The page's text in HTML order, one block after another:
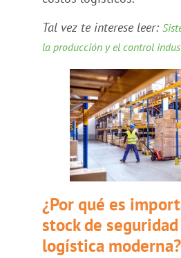
Tal vez te interese leer:
la producción y el control
¿Por qué es
stock de
logística moderna?